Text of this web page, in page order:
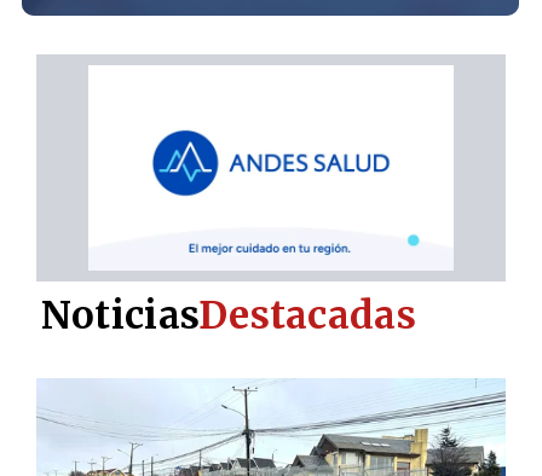
NoticiasDestacadas